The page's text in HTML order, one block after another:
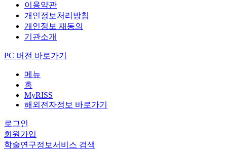
이용약관
개인정보처리방침
개인정보 재동의
기관소개
PC 버전 바로가기
메뉴
홈
MyRISS
해외전자정보 바로가기
로그인
회원가입
학술연구정보서비스 검색